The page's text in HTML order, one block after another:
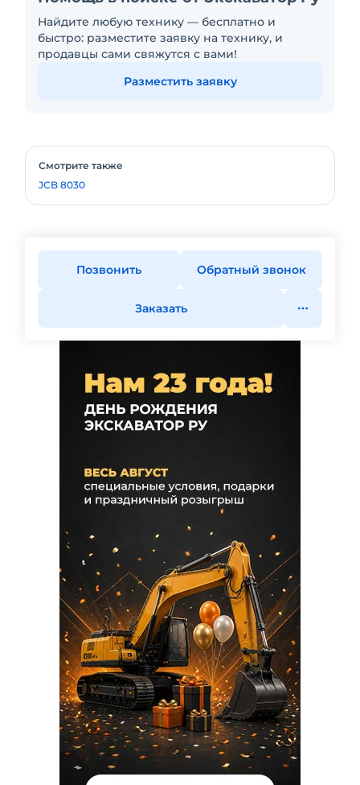
Найдите любую технику — бесплатно и
быстро: разместите заявку на технику, и
продавцы сами свяжутся с вами!
Разместить заявку
Смотрите также
JCB 8030
Позвонить Обратный звонок
Заказать